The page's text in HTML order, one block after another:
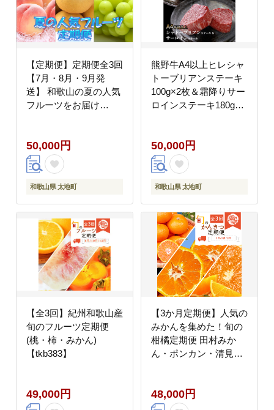
【定期便】定期便全3回
【7月・8月・9月発
送】 和歌山の夏の人気
フルーツをお届け
50,000円
和歌山県 太地町
熊野牛A4以上ヒレシャ
トーブリアンステーキ
100g×2枚＆霜降りサー
ロインステーキ180g×2
50,000円
和歌山県 太地町
【全3回】紀州和歌山産
旬のフルーツ定期便
(桃・柿・みかん)
【tkb383】
49,000円
【3か月定期便】人気の
みかんを集めた！旬の
柑橘定期便 田村みか
ん・ポンカン・清見オ
48,000円